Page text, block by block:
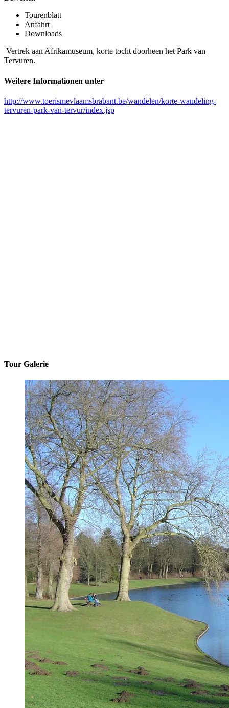
Tourenblatt
Anfahrt
Downloads
Vertrek aan Afrikamuseum, korte tocht doorheen het Park van
Tervuren.
Weitere Informationen unter
http://www.toerismevlaamsbrabant.be/wandelen/korte-wandeling-
tervuren-park-van-tervur/index.jsp
Tour Galerie